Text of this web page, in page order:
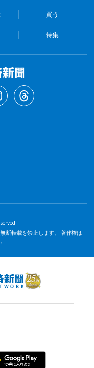
買う
特集
断転載を禁止します。 著作権は